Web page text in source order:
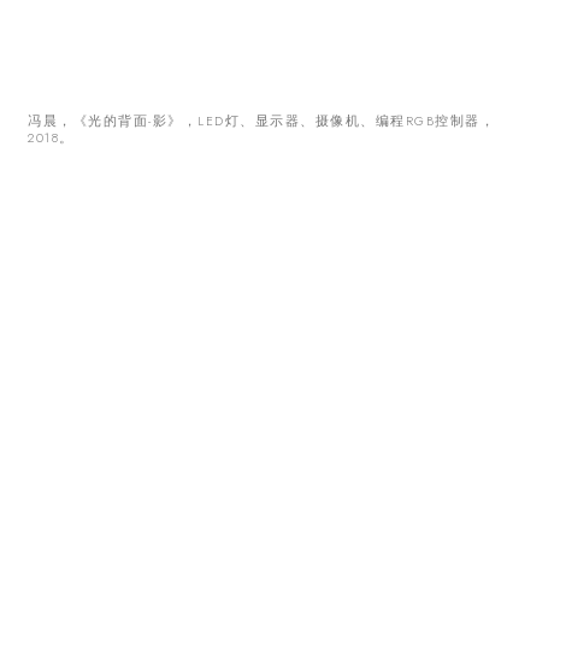
冯晨，《光的背面-影》，LED灯、显示器、摄像机、编程RGB控制器，
2018。